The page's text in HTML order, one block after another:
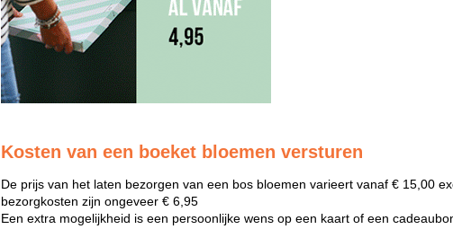
Kosten van een boeket bloemen versturen
De prijs van het laten bezorgen van een bos bloemen varieert vanaf € 15,00
bezorgkosten zijn ongeveer € 6,95
Een extra mogelijkheid is een persoonlijke wens op een kaart of een